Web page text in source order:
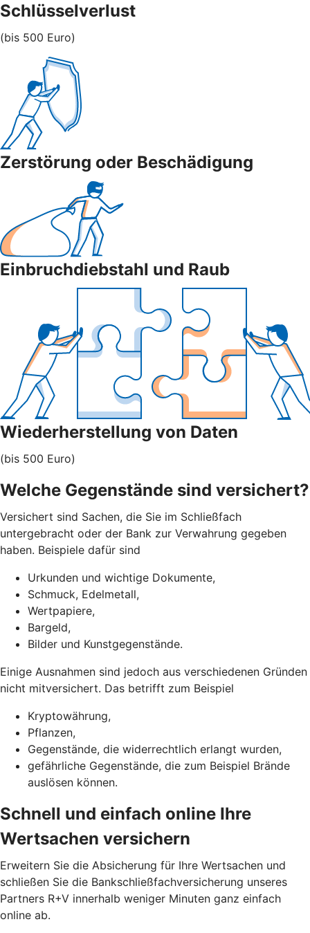
Schlüsselverlust
(bis 500 Euro)
Zerstörung oder Beschädigung
Einbruchdiebstahl und Raub
Wiederherstellung von Daten
(bis 500 Euro)
Welche Gegenstände sind versichert?
Versichert sind Sachen, die Sie im Schließfach
untergebracht oder der Bank zur Verwahrung gegeben
haben. Beispiele dafür sind
Urkunden und wichtige Dokumente,
Schmuck, Edelmetall,
Wertpapiere,
Bargeld,
Bilder und Kunstgegenstände.
Einige Ausnahmen sind jedoch aus verschiedenen Gründen
nicht mitversichert. Das betrifft zum Beispiel
Kryptowährung,
Pflanzen,
Gegenstände, die widerrechtlich erlangt wurden,
gefährliche Gegenstände, die zum Beispiel Brände
auslösen können.
Schnell und einfach online Ihre
Wertsachen versichern
Erweitern Sie die Absicherung für Ihre Wertsachen und
schließen Sie die Bankschließfachversicherung unseres
Partners R+V innerhalb weniger Minuten ganz einfach
online ab.